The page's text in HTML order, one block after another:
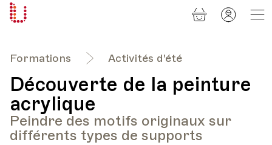
Formations Activités d'été
Découverte de la peinture
acrylique
Peindre des motifs originaux sur
différents types de supports
Panier
Mon